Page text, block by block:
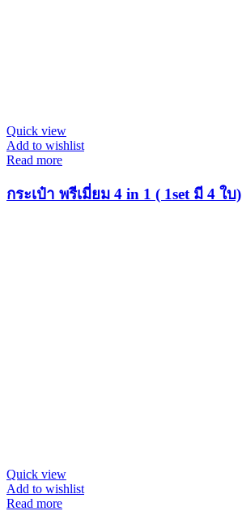
Quick view
Add to wishlist
Read more
กระเป๋า พรีเมี่ยม 4 in 1 ( 1set มี 4 ใบ)
Quick view
Add to wishlist
Read more